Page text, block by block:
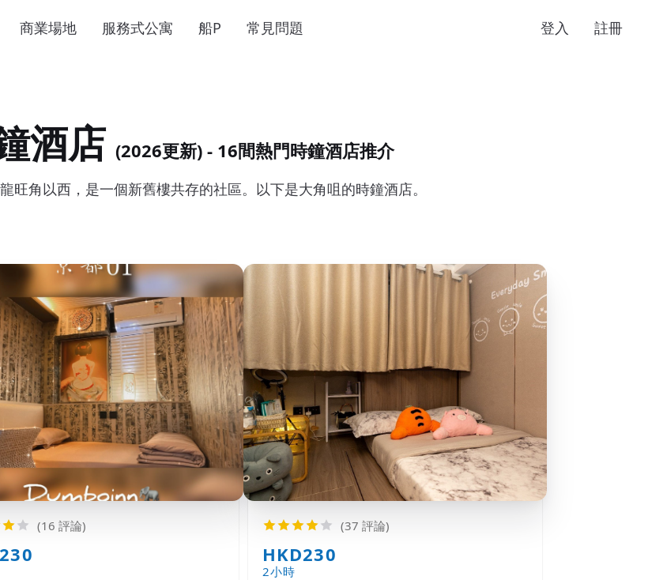
商業場地 服務式公寓 船P 常見問題 登入 註冊
酒店 (2026更新) - 16間熱門時鐘酒店推介
旺角以西，是一個新舊樓共存的社區。以下是大角咀的時鐘酒店。
(16 評論) (37 評論)
HKD230
2小時